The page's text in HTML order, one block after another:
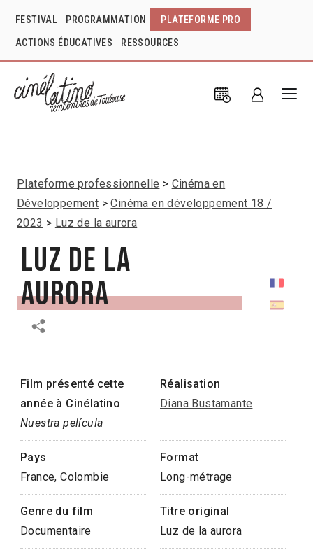
FESTIVAL PROGRAMMATION PLATEFORME PRO
ACTIONS ÉDUCATIVES RESSOURCES
Plateforme professionnelle
Cinéma en
Développement
Cinéma en développement 18 /
2023
Luz de la aurora
Luz de la
aurora
Film présenté cette
année à Cinélatino
Nuestra película
Réalisation
Diana Bustamante
Pays
France, Colombie
Format
Long-métrage
Genre du film
Documentaire
Titre original
Luz de la aurora